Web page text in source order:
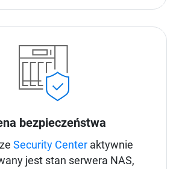
bezpieczeństwa
Security Center aktywnie
jest stan serwera NAS,